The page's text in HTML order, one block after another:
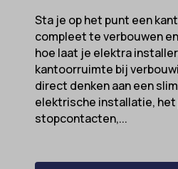
Sta je op het punt een
compleet te verbouwen
hoe laat je elektra
kantoorruimte bij
direct denken aan een
elektrische installatie, het
stopcontacten,...